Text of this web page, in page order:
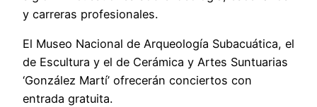
y carreras profesionales.
El Museo Nacional de Arqueología Subacuática, el
de Escultura y el de Cerámica y Artes Suntuarias
‘González Martí’ ofrecerán conciertos con
entrada gratuita.